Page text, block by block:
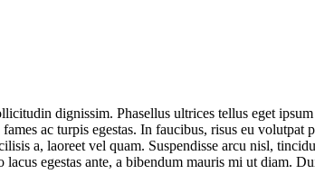
dignissim. Phasellus ultrices tellus eget
ac turpis egestas. In faucibus, risus eu
a, laoreet vel quam. Suspendisse arcu nisl,
egestas ante, a bibendum mauris mi ut diam.